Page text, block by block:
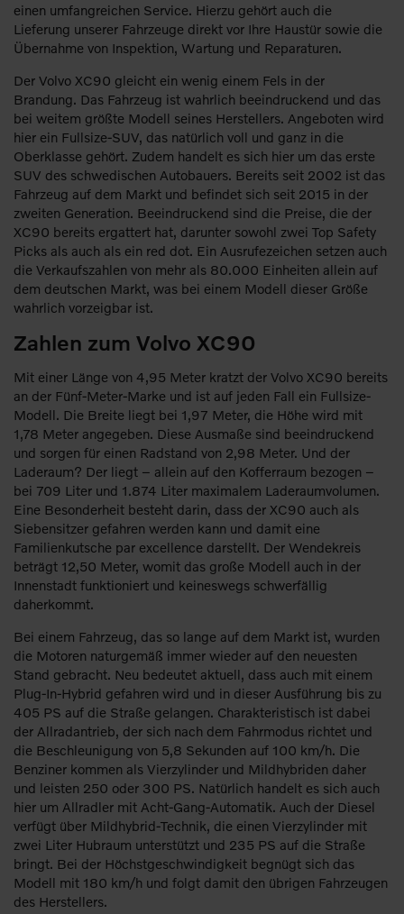
einen umfangreichen Service. Hierzu gehört auch die
Lieferung unserer Fahrzeuge direkt vor Ihre Haustür sowie die
Übernahme von Inspektion, Wartung und Reparaturen.
Der Volvo XC90 gleicht ein wenig einem Fels in der
Brandung. Das Fahrzeug ist wahrlich beeindruckend und das
bei weitem größte Modell seines Herstellers. Angeboten wird
hier ein Fullsize-SUV, das natürlich voll und ganz in die
Oberklasse gehört. Zudem handelt es sich hier um das erste
SUV des schwedischen Autobauers. Bereits seit 2002 ist das
Fahrzeug auf dem Markt und befindet sich seit 2015 in der
zweiten Generation. Beeindruckend sind die Preise, die der
XC90 bereits ergattert hat, darunter sowohl zwei Top Safety
Picks als auch als ein red dot. Ein Ausrufezeichen setzen auch
die Verkaufszahlen von mehr als 80.000 Einheiten allein auf
dem deutschen Markt, was bei einem Modell dieser Größe
wahrlich vorzeigbar ist.
Zahlen zum Volvo XC90
Mit einer Länge von 4,95 Meter kratzt der Volvo XC90 bereits
an der Fünf-Meter-Marke und ist auf jeden Fall ein Fullsize-
Modell. Die Breite liegt bei 1,97 Meter, die Höhe wird mit
1,78 Meter angegeben. Diese Ausmaße sind beeindruckend
und sorgen für einen Radstand von 2,98 Meter. Und der
Laderaum? Der liegt – allein auf den Kofferraum bezogen –
bei 709 Liter und 1.874 Liter maximalem Laderaumvolumen.
Eine Besonderheit besteht darin, dass der XC90 auch als
Siebensitzer gefahren werden kann und damit eine
Familienkutsche par excellence darstellt. Der Wendekreis
beträgt 12,50 Meter, womit das große Modell auch in der
Innenstadt funktioniert und keineswegs schwerfällig
daherkommt.
Bei einem Fahrzeug, das so lange auf dem Markt ist, wurden
die Motoren naturgemäß immer wieder auf den neuesten
Stand gebracht. Neu bedeutet aktuell, dass auch mit einem
Plug-In-Hybrid gefahren wird und in dieser Ausführung bis zu
405 PS auf die Straße gelangen. Charakteristisch ist dabei
der Allradantrieb, der sich nach dem Fahrmodus richtet und
die Beschleunigung von 5,8 Sekunden auf 100 km/h. Die
Benziner kommen als Vierzylinder und Mildhybriden daher
und leisten 250 oder 300 PS. Natürlich handelt es sich auch
hier um Allradler mit Acht-Gang-Automatik. Auch der Diesel
verfügt über Mildhybrid-Technik, die einen Vierzylinder mit
zwei Liter Hubraum unterstützt und 235 PS auf die Straße
bringt. Bei der Höchstgeschwindigkeit begnügt sich das
Modell mit 180 km/h und folgt damit den übrigen Fahrzeugen
des Herstellers.